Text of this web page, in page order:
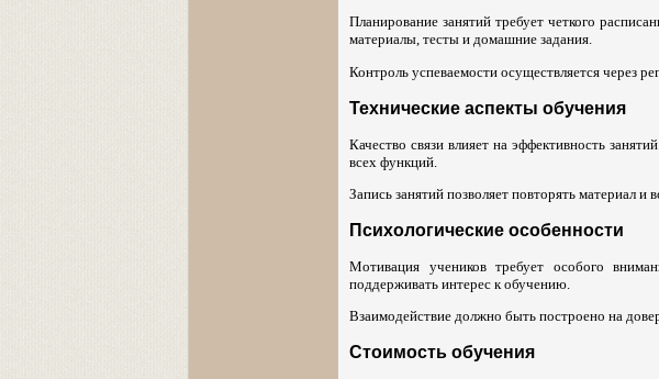
Планирование занятий требует четкого
материалы, тесты и домашние задания.
Контроль успеваемости осуществляется через
Технические аспекты обучения
Качество связи влияет на эффективность
всех функций.
Запись занятий позволяет повторять материал
Психологические особенности
Мотивация учеников требует особого
поддерживать интерес к обучению.
Взаимодействие должно быть построено на
Стоимость обучения